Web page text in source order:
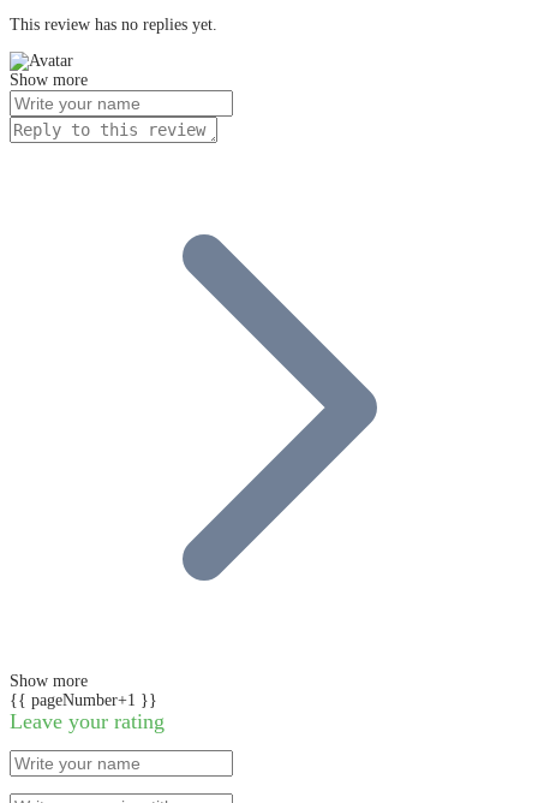
This review has no replies yet.
Show more
Show more
{{ pageNumber+1 }}
Leave your rating